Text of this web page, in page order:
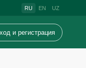
RU EN UZ
и регистрация